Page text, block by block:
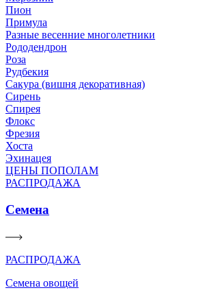
Пион
Примула
Разные весенние многолетники
Рододендрон
Роза
Рудбекия
Сакура (вишня декоративная)
Сирень
Спирея
Флокс
Фрезия
Хоста
Эхинацея
ЦЕНЫ ПОПОЛАМ
РАСПРОДАЖА
Семена
РАСПРОДАЖА
Семена овощей